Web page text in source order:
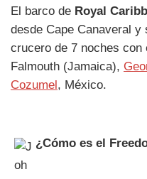
El barco de Royal
desde Cape Canaveral y
crucero de 7 noches
Falmouth (Jamaica),
Cozumel , México.
¿Cómo es el